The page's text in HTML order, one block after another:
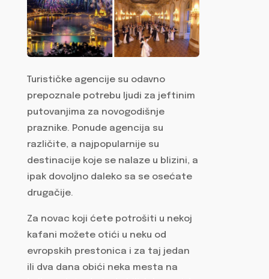
Turističke agencije su odavno
prepoznale potrebu ljudi za jeftinim
putovanjima za novogodišnje
praznike. Ponude agencija su
različite, a najpopularnije su
destinacije koje se nalaze u blizini, a
ipak dovoljno daleko sa se osećate
drugačije.
Za novac koji ćete potrošiti u nekoj
kafani možete otići u neku od
evropskih prestonica i za taj jedan
ili dva dana obići neka mesta na